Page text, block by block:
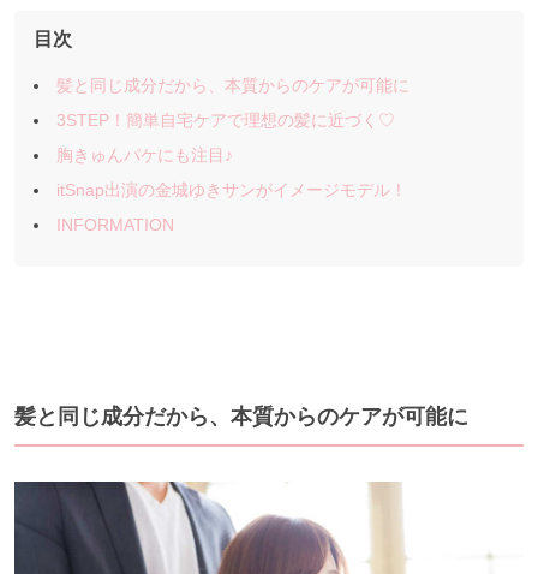
目次
髪と同じ成分だから、本質からのケアが可能に
3STEP！簡単自宅ケアで理想の髪に近づく♡
胸きゅんパケにも注目♪
itSnap出演の金城ゆきサンがイメージモデル！
INFORMATION
髪と同じ成分だから、本質からのケアが可能に